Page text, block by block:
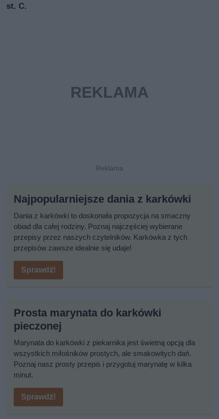
st. C.
Najpopularniejsze dania z karkówki
Dania z karkówki to doskonała propozycja na smaczny
obiad dla całej rodziny. Poznaj najczęściej wybierane
przepisy przez naszych czytelników. Karkówka z tych
przepisów zawsze idealnie się udaje!
Sprawdź!
Prosta marynata do karkówki
pieczonej
Marynata do karkówki z piekarnika jest świetną opcją dla
wszystkich miłośników prostych, ale smakowitych dań.
Poznaj nasz prosty przepis i przygotuj marynatę w kilka
minut.
Sprawdź!